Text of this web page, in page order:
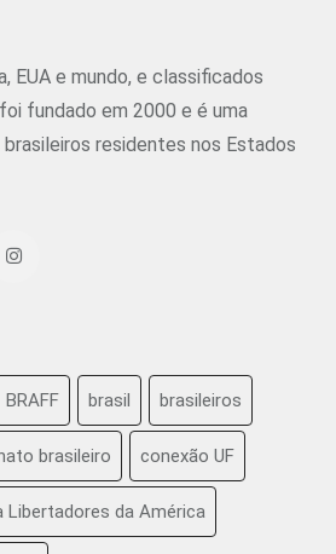
EUA e mundo, e classificados
fundado em 2000 e é uma
residentes nos Estados
BRAFF brasil brasileiros
brasileiro conexão UF
Libertadores da América